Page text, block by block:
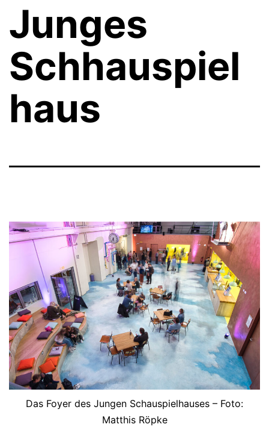
Junges
Schhauspiel
haus
Das Foyer des Jungen Schauspielhauses – Foto:
Matthis Röpke